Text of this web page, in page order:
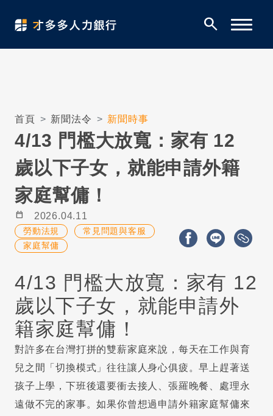
search
首頁 新聞法令 新聞時事
4/13 門檻大放寬：家有 12
歲以下子女，就能申請外籍
家庭幫傭！
calendar_today 2026.04.11
勞動法規
常見問題與客服
家庭幫傭
4/13 門檻大放寬：家有 12
歲以下子女，就能申請外
籍家庭幫傭！
對許多在台灣打拼的雙薪家庭來說，每天在工作與育
兒之間「切換模式」往往讓人身心俱疲。早上趕著送
孩子上學，下班後還要衝去接人、張羅晚餐、處理永
遠做不完的家事。如果你曾想過申請外籍家庭幫傭來